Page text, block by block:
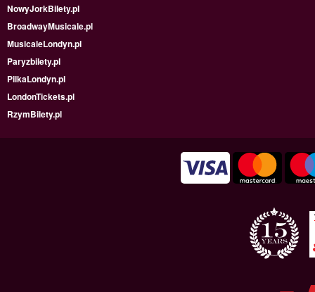
NowyJorkBilety.pl
BroadwayMusicale.pl
MusicaleLondyn.pl
Paryzbilety.pl
PilkaLondyn.pl
LondonTickets.pl
RzymBilety.pl